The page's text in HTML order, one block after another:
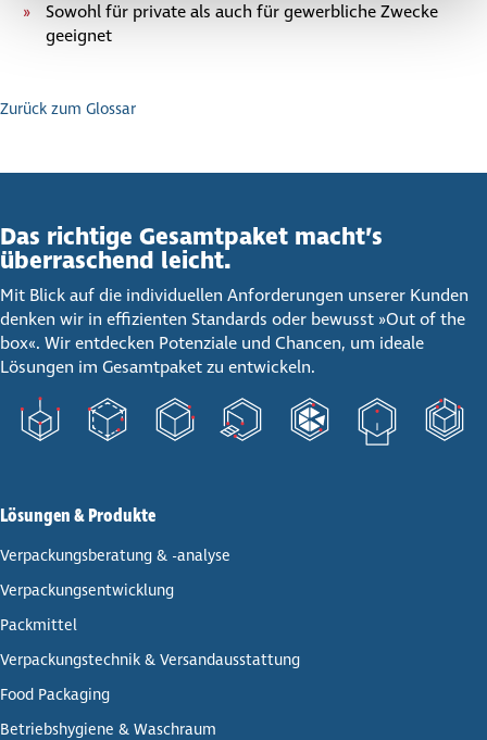
Sowohl für private als auch für gewerb­li­che Zwecke
geeignet
Zurück zum Glossar
Das richtige Gesamt­paket macht’s
über­ra­schend leicht.
Mit Blick auf die individuellen Anforderungen unserer Kunden
denken wir in effizienten Standards oder bewusst »Out of the
box«. Wir entdecken Potenziale und Chancen, um ideale
Lösungen im Gesamtpaket zu entwickeln.
Lösungen & Produkte
Ver­pa­ckungs­be­ra­tung & -analyse
Ver­pa­ckungs­ent­wick­lung
Pack­mit­tel
Ver­pa­ckungs­tech­nik & Ver­sand­aus­stat­tung
Food Packaging
Betriebs­hy­giene & Waschraum